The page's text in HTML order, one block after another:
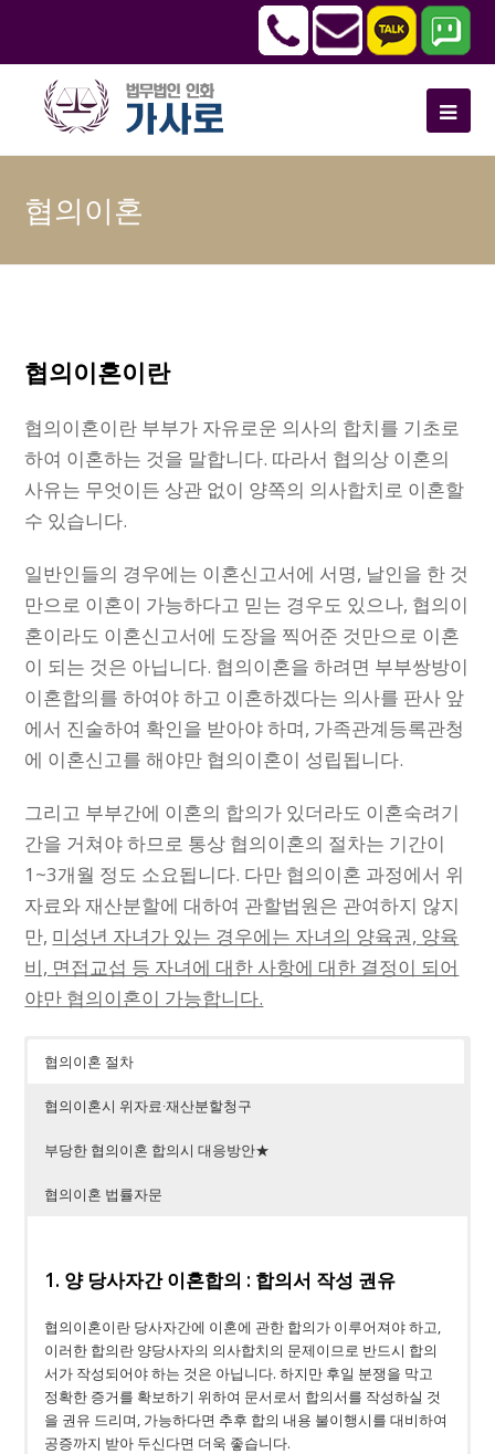
협의이혼
협의이혼이란
협의이혼이란 부부가 자유로운 의사의 합치를 기초로
하여 이혼하는 것을 말합니다. 따라서 협의상 이혼의
사유는 무엇이든 상관 없이 양쪽의 의사합치로 이혼할
수 있습니다.
일반인들의 경우에는 이혼신고서에 서명, 날인을 한 것
만으로 이혼이 가능하다고 믿는 경우도 있으나, 협의이
혼이라도 이혼신고서에 도장을 찍어준 것만으로 이혼
이 되는 것은 아닙니다. 협의이혼을 하려면 부부쌍방이
이혼합의를 하여야 하고 이혼하겠다는 의사를 판사 앞
에서 진술하여 확인을 받아야 하며, 가족관계등록관청
에 이혼신고를 해야만 협의이혼이 성립됩니다.
그리고 부부간에 이혼의 합의가 있더라도 이혼숙려기
간을 거쳐야 하므로 통상 협의이혼의 절차는 기간이
1~3개월 정도 소요됩니다. 다만 협의이혼 과정에서 위
자료와 재산분할에 대하여 관할법원은 관여하지 않지
만, 미성년 자녀가 있는 경우에는 자녀의 양육권, 양육
비, 면접교섭 등 자녀에 대한 사항에 대한 결정이 되어
야만 협의이혼이 가능합니다.
협의이혼 절차
협의이혼시 위자료∙재산분할청구
부당한 협의이혼 합의시 대응방안★
협의이혼 법률자문
1. 양 당사자간 이혼합의 : 합의서 작성 권유
협의이혼이란 당사자간에 이혼에 관한 합의가 이루어져야 하고,
이러한 합의란 양당사자의 의사합치의 문제이므로 반드시 합의
서가 작성되어야 하는 것은 아닙니다. 하지만 후일 분쟁을 막고
정확한 증거를 확보하기 위하여 문서로서 합의서를 작성하실 것
을 권유 드리며, 가능하다면 추후 합의 내용 불이행시를 대비하여
공증까지 받아 두신다면 더욱 좋습니다.